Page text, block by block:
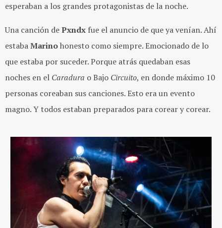
esperaban a los grandes protagonistas de la noche.
Una canción dePxndx fue el anuncio de que ya venían. Ahí
estabaMarinohonesto como siempre. Emocionado de lo
que estaba por suceder. Porque atrás quedaban esas
noches en el Caradura o Bajo Circuito, en donde máximo 10
personas coreaban sus canciones. Esto era un evento
magno. Y todos estaban preparados para corear y corear.